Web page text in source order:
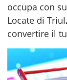
occupa con
Locate di
convertire il